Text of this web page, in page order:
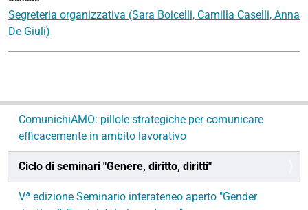
Segreteria organizzativa (Sara Boicelli, Camilla Caselli, Anna
De Giuli)
ComunichiAMO: pillole strategiche per comunicare
efficacemente in ambito lavorativo
Ciclo di seminari "Genere, diritto, diritti"
Vª edizione Seminario interateneo aperto "Gender